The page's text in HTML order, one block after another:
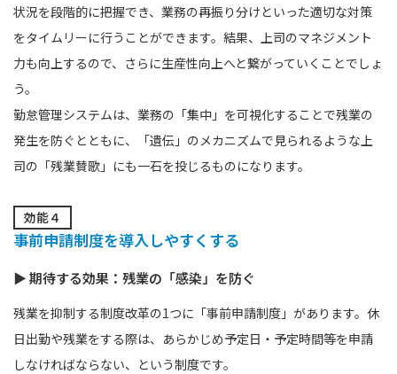
状況を段階的に把握でき、業務の再振り分けといった適切な対策
をタイムリーに行うことができます。結果、上司のマネジメント
力も向上するので、さらに生産性向上へと繋がっていくことでしょ
う。
勤怠管理システムは、業務の「集中」を可視化することで残業の
発生を防ぐとともに、「遺伝」のメカニズムで見られるような上
司の「残業賛歌」にも一石を投じるものになります。
効能４
事前申請制度を導入しやすくする
▶ 期待する効果：残業の「感染」を防ぐ
残業を抑制する制度改革の1つに「事前申請制度」があります。休
日出勤や残業をする際は、あらかじめ予定日・予定時間等を申請
しなければならない、という制度です。